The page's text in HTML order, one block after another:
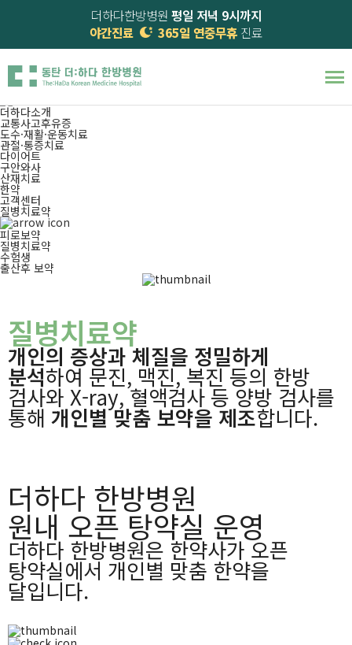
더하다한방병원 평일 저녁 9시까지
야간진료
365일 연중무휴 진료
질병치료약
365일 진료! 의사·한의사 양한방 협진진료,
마음이 더하는
한약
더하다소개
교통사고후유증
도수·재활·운동치료
관절·통증치료
다이어트
구안와사
산재치료
한약
고객센터
질병치료약
피로보약
질병치료약
수험생
출산후 보약
질병치료약
개인의 증상과 체질을 정밀하게
분석하여 문진, 맥진, 복진 등의 한방
검사와 X-ray, 혈액검사 등 양방 검사를
통해 개인별 맞춤 보약을 제조합니다.
더하다 한방병원
원내 오픈 탕약실 운영
더하다 한방병원은 한약사가 오픈
탕약실에서 개인별 맞춤 한약을
달입니다.